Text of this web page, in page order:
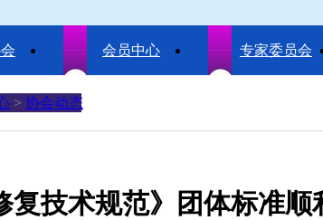
会员中心 专家委员会
> 协会动态
复技术规范》团体标准